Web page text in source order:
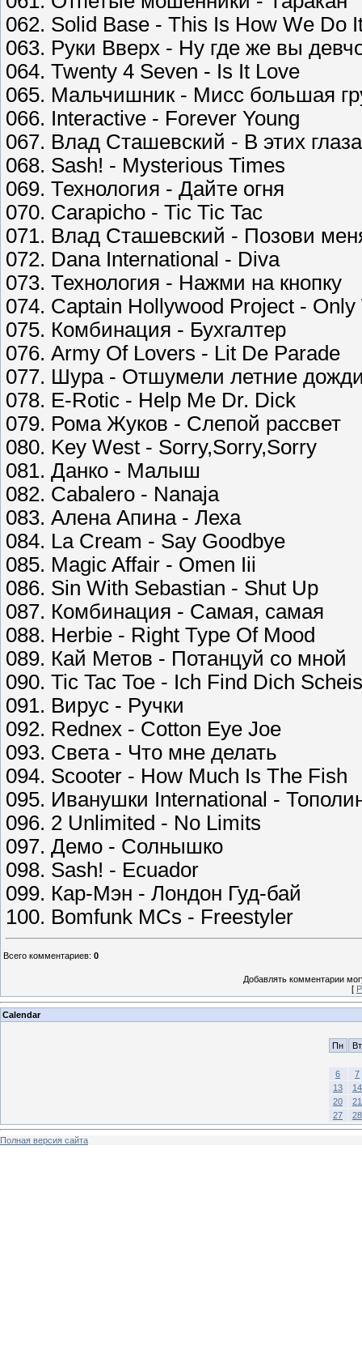
062. Solid Base - This Is How We Do
063. Руки Вверх - Ну где же вы
064. Twenty 4 Seven - Is It Love
065. Мальчишник - Мисс большая
066. Interactive - Forever Young
067. Влад Сташевский - В этих
068. Sash! - Mysterious Times
069. Технология - Дайте огня
070. Carapicho - Tic Tic Tac
071. Влад Сташевский - Позови
072. Dana International - Diva
073. Технология - Нажми на кнопку
074. Captain Hollywood Project - Only
075. Комбинация - Бухгалтер
076. Army Of Lovers - Lit De Parade
077. Шура - Отшумели летние
078. E-Rotic - Help Me Dr. Dick
079. Рома Жуков - Слепой рассвет
080. Key West - Sorry,Sorry,Sorry
081. Данко - Малыш
082. Cabalero - Nanaja
083. Алена Апина - Леха
084. La Cream - Say Goodbye
085. Magic Affair - Omen Iii
086. Sin With Sebastian - Shut Up
087. Комбинация - Самая, самая
088. Herbie - Right Type Of Mood
089. Кай Метов - Потанцуй со мной
090. Tic Tac Toe - Ich Find Dich
091. Вирус - Ручки
092. Rednex - Cotton Eye Joe
093. Света - Что мне делать
094. Scooter - How Much Is The Fish
095. Иванушки International -
096. 2 Unlimited - No Limits
097. Демо - Солнышко
098. Sash! - Ecuador
099. Кар-Мэн - Лондон Гуд-бай
100. Bomfunk MCs - Freestyler
Всего комментариев: 0
Добавлять комментарии
[
Calendar
Пн Вт
6
7
13
14
20
21
27
28
Полная версия сайта